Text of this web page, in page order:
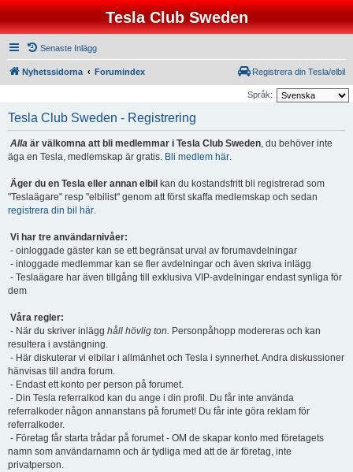
Tesla Club Sweden
Senaste Inlägg
Nyhetssidorna Forumindex Registrera din Tesla/elbil
Språk:
Tesla Club Sweden - Registrering
Alla är välkomna att bli medlemmar i Tesla Club Sweden, du behöver inte
äga en Tesla, medlemskap är gratis. Bli medlem här.
Äger du en Tesla eller annan elbil kan du kostandsfritt bli registrerad som
"Teslaägare" resp "elbilist" genom att först skaffa medlemskap och sedan
registrera din bil här.
Vi har tre användarnivåer:
- oinloggade gäster kan se ett begränsat urval av forumavdelningar
- inloggade medlemmar kan se fler avdelningar och även skriva inlägg
- Teslaägare har även tillgång till exklusiva VIP-avdelningar endast synliga för
dem
Våra regler:
- När du skriver inlägg håll hövlig ton. Personpåhopp modereras och kan
resultera i avstängning.
- Här diskuterar vi elbilar i allmänhet och Tesla i synnerhet. Andra diskussioner
hänvisas till andra forum.
- Endast ett konto per person på forumet.
- Din Tesla referralkod kan du ange i din profil. Du får inte använda
referralkoder någon annanstans på forumet! Du får inte göra reklam för
referralkoder.
- Företag får starta trådar på forumet - OM de skapar konto med företagets
namn som användarnamn och är tydliga med att de är företag, inte
privatperson.